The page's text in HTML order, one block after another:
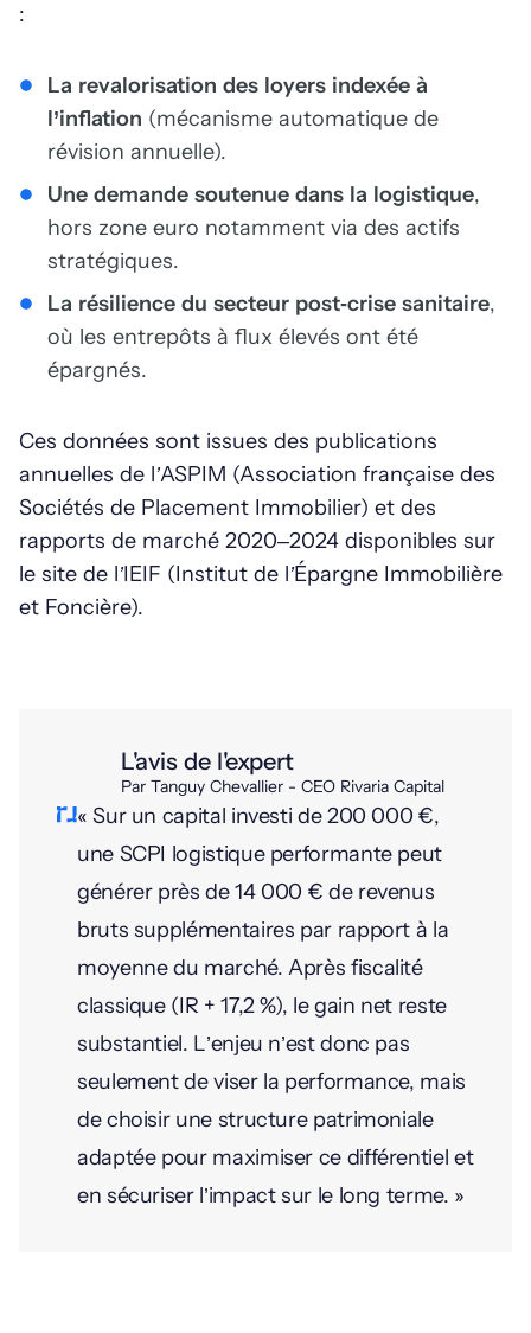
:
La revalorisation des loyers indexée à
l’inflation (mécanisme automatique de
révision annuelle).
Une demande soutenue dans la logistique,
hors zone euro notamment via des actifs
stratégiques.
La résilience du secteur post‑crise sanitaire,
où les entrepôts à flux élevés ont été
épargnés.
Ces données sont issues des publications
annuelles de l’ASPIM (Association française des
Sociétés de Placement Immobilier) et des
rapports de marché 2020–2024 disponibles sur
le site de l’IEIF (Institut de l’Épargne Immobilière
et Foncière).
L'avis de l'expert
Par Tanguy Chevallier - CEO Rivaria Capital
« Sur un capital investi de 200 000 €,
une SCPI logistique performante peut
générer près de 14 000 € de revenus
bruts supplémentaires par rapport à la
moyenne du marché. Après fiscalité
classique (IR + 17,2 %), le gain net reste
substantiel. L’enjeu n’est donc pas
seulement de viser la performance, mais
de choisir une structure patrimoniale
adaptée pour maximiser ce différentiel et
en sécuriser l’impact sur le long terme. »